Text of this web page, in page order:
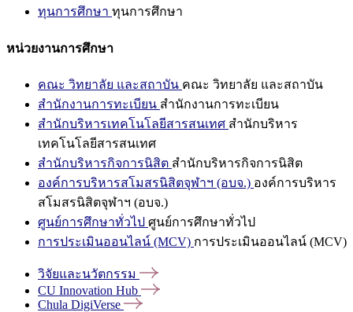
ทุนการศึกษา ทุนการศึกษา
หน่วยงานการศึกษา
คณะ วิทยาลัย และสถาบัน คณะ วิทยาลัย และสถาบัน
สำนักงานการทะเบียน สำนักงานการทะเบียน
สำนักบริหารเทคโนโลยีสารสนเทศ สำนักบริหาร
เทคโนโลยีสารสนเทศ
สำนักบริหารกิจการนิสิต สำนักบริหารกิจการนิสิต
องค์การบริหารสโมสรนิสิตจุฬาฯ (อบจ.) องค์การบริหาร
สโมสรนิสิตจุฬาฯ (อบจ.)
ศูนย์การศึกษาทั่วไป ศูนย์การศึกษาทั่วไป
การประเมินออนไลน์ (MCV) การประเมินออนไลน์ (MCV)
วิจัยและนวัตกรรม
CU Innovation Hub
Chula DigiVerse